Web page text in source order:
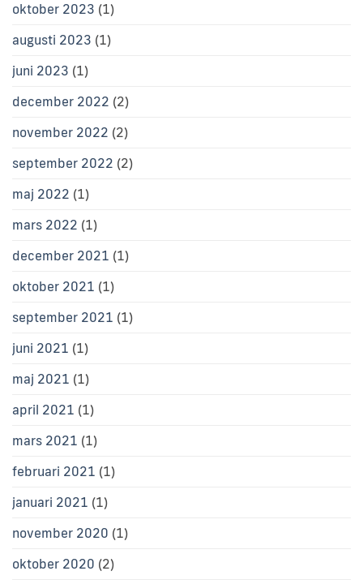
oktober 2023 (1)
augusti 2023 (1)
juni 2023 (1)
december 2022 (2)
november 2022 (2)
september 2022 (2)
maj 2022 (1)
mars 2022 (1)
december 2021 (1)
oktober 2021 (1)
september 2021 (1)
juni 2021 (1)
maj 2021 (1)
april 2021 (1)
mars 2021 (1)
februari 2021 (1)
januari 2021 (1)
november 2020 (1)
oktober 2020 (2)